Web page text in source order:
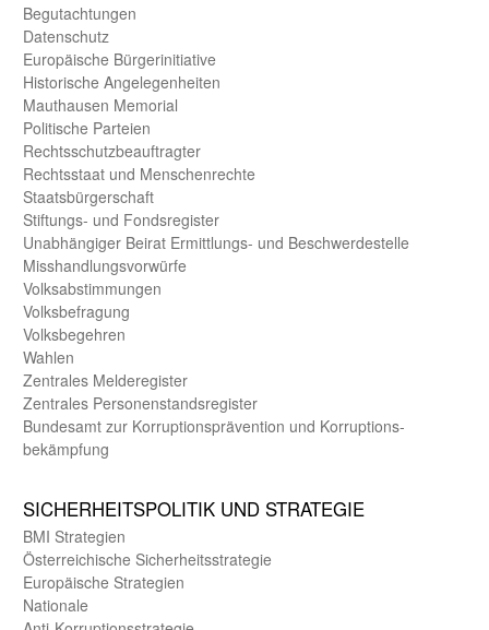
Begut­achtungen
Daten­schutz
Europäische Bürger­initiative
Historische Angelegen­heiten
Mauthausen Memorial
Politische Parteien
Rechts­schutz­beauftragter
Rechts­staat und Menschen­rechte
Staats­bürger­schaft
Stiftungs- und Fonds­register
Unab­hängiger Beirat Ermittlungs- und Beschwerde­stelle
Misshandlungs­vorwürfe
Volks­abstimmungen
Volks­befragung
Volks­begehren
Wahlen
Zentrales Melde­register
Zentrales Personen­stands­register
Bundes­amt zur Korrup­tions­prävention und Korrup­tions­
bekämpfung
SICHER­HEITS­POLITIK UND STRATEGIE
BMI Strategien
Öster­reichische Sicherheits­strategie
Europäische Strategien
Nationale